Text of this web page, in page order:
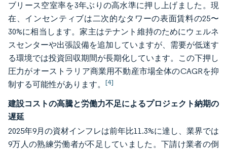
ブリース空室率を3年ぶりの高水準に押し上げました。現
在、インセンティブは二次的なタワーの表面賃料の25〜
30%に相当します。家主はテナント維持のためにウェルネ
スセンターや出張設備を追加していますが、需要が低迷す
る環境では投資回収期間が長期化しています。この下押し
圧力がオーストラリア商業用不動産市場全体のCAGRを抑
制する可能性があります。 [4]
建設コストの高騰と労働力不足によるプロジェクト納期の
遅延
2025年9月の資材インフレは前年比11.3%に達し、業界では
9万人の熟練労働者が不足していました。下請け業者の倒